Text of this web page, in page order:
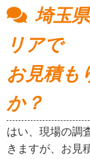
埼玉
リアで
お見積も
か？
はい、現場の調
きますが、お見